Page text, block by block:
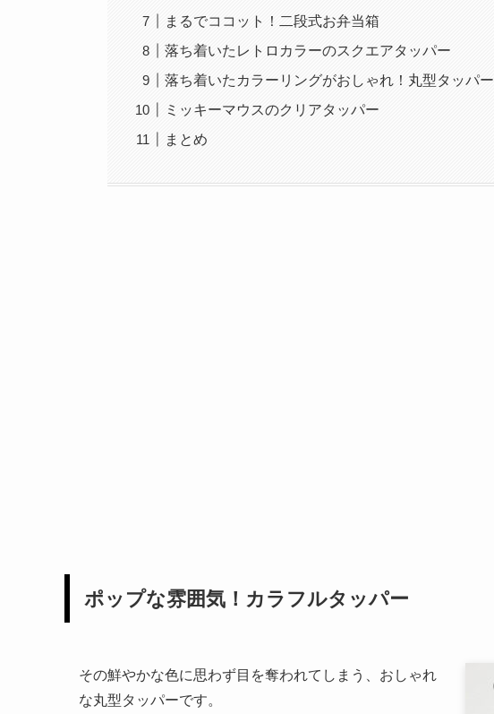
まるでココット！二段式お弁当箱
落ち着いたレトロカラーのスクエアタッパー
落ち着いたカラーリングがおしゃれ！丸型タッパー
ミッキーマウスのクリアタッパー
まとめ
ポップな雰囲気！カラフルタッパー
その鮮やかな色に思わず目を奪われてしまう、おしゃれ
な丸型タッパーです。